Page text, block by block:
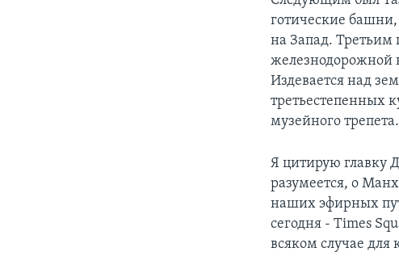
готические
на Запад. Третьим
железнодорожной
Издевается над
третьестепенных
музейного
Я цитирую главку
разумеется, о
наших эфирных
сегодня - Times
всяком случае